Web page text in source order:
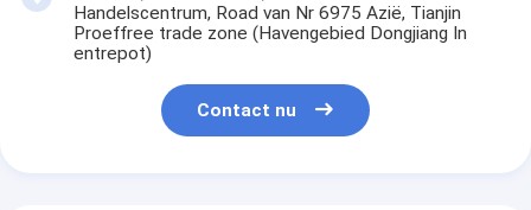
Handelscentrum, Road van Nr 6975 Azië, Tianjin
Proeffree trade zone (Havengebied Dongjiang In
entrepot)
Contact nu